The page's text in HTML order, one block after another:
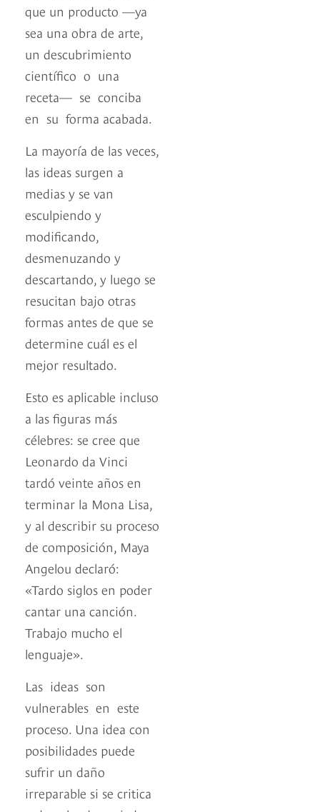
que un producto —ya
sea una obra de arte,
un descubrimiento
científico o una
receta— se conciba
en su forma acabada.
La mayoría de las veces,
las ideas surgen a
medias y se van
esculpiendo y
modificando,
desmenuzando y
descartando, y luego se
resucitan bajo otras
formas antes de que se
determine cuál es el
mejor resultado.
Esto es aplicable incluso
a las figuras más
célebres: se cree que
Leonardo da Vinci
tardó veinte años en
terminar la Mona Lisa,
y al describir su proceso
de composición, Maya
Angelou declaró:
«Tardo siglos en poder
cantar una canción.
Trabajo mucho el
lenguaje».
Las ideas son
vulnerables en este
proceso. Una idea con
posibilidades puede
sufrir un daño
irreparable si se critica